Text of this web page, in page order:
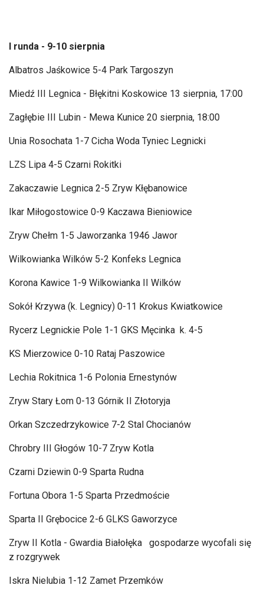
I runda - 9-10 sierpnia
Albatros Jaśkowice 5-4 Park Targoszyn
Miedź III Legnica - Błękitni Koskowice 13 sierpnia, 17:00
Zagłębie III Lubin - Mewa Kunice 20 sierpnia, 18:00
Unia Rosochata 1-7 Cicha Woda Tyniec Legnicki
LZS Lipa 4-5 Czarni Rokitki
Zakaczawie Legnica 2-5 Zryw Kłębanowice
Ikar Miłogostowice 0-9 Kaczawa Bieniowice
Zryw Chełm 1-5 Jaworzanka 1946 Jawor
Wilkowianka Wilków 5-2 Konfeks Legnica
Korona Kawice 1-9 Wilkowianka II Wilków
Sokół Krzywa (k. Legnicy) 0-11 Krokus Kwiatkowice
Rycerz Legnickie Pole 1-1 GKS Męcinka k. 4-5
KS Mierzowice 0-10 Rataj Paszowice
Lechia Rokitnica 1-6 Polonia Ernestynów
Zryw Stary Łom 0-13 Górnik II Złotoryja
Orkan Szczedrzykowice 7-2 Stal Chocianów
Chrobry III Głogów 10-7 Zryw Kotla
Czarni Dziewin 0-9 Sparta Rudna
Fortuna Obora 1-5 Sparta Przedmoście
Sparta II Grębocice 2-6 GLKS Gaworzyce
Zryw II Kotla - Gwardia Białołęka gospodarze wycofali się
z rozgrywek
Iskra Nielubia 1-12 Zamet Przemków